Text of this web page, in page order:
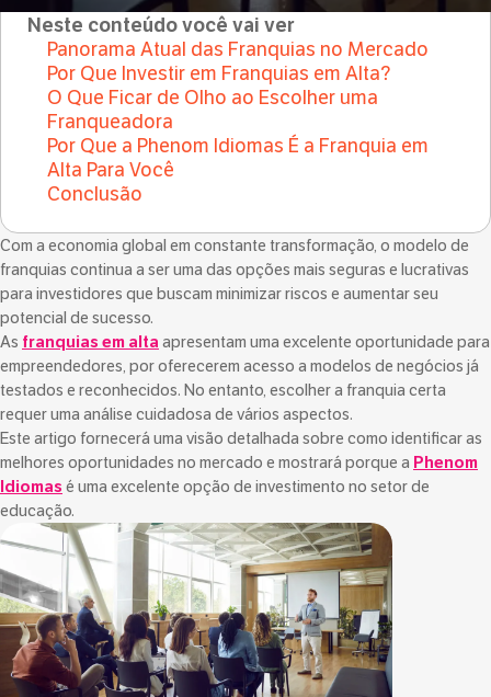
Neste conteúdo você vai ver
Panorama Atual das Franquias no Mercado
Por Que Investir em Franquias em Alta?
O Que Ficar de Olho ao Escolher uma
Franqueadora
Por Que a Phenom Idiomas É a Franquia em
Alta Para Você
Conclusão
Com a economia global em constante transformação, o modelo de
franquias continua a ser uma das opções mais seguras e lucrativas
para investidores que buscam minimizar riscos e aumentar seu
potencial de sucesso.
As franquias em alta apresentam uma excelente oportunidade para
empreendedores, por oferecerem acesso a modelos de negócios já
testados e reconhecidos. No entanto, escolher a franquia certa
requer uma análise cuidadosa de vários aspectos.
Este artigo fornecerá uma visão detalhada sobre como identificar as
melhores oportunidades no mercado e mostrará porque a Phenom
Idiomas é uma excelente opção de investimento no setor de
educação.